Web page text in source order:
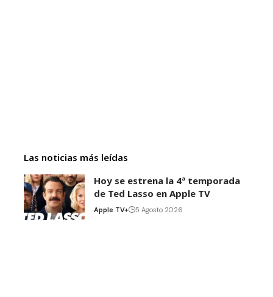
Las noticias más leídas
Hoy se estrena la 4ª temporada
de Ted Lasso en Apple TV
Apple TV+ 5 Agosto 2026